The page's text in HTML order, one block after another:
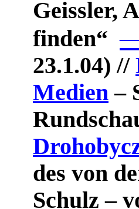
Geissler,
finden“
23.1.04) //
Medien –
des von
Schulz –